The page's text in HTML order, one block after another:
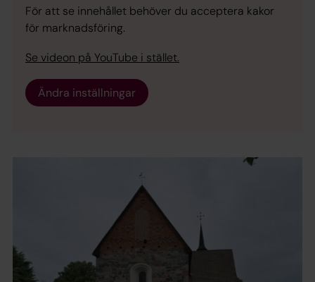
För att se innehållet behöver du acceptera kakor
för marknadsföring.
Se videon på YouTube i stället.
Ändra inställningar